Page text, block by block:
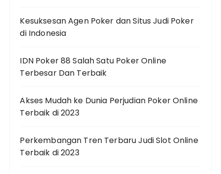
Kesuksesan Agen Poker dan Situs Judi Poker
di Indonesia
IDN Poker 88 Salah Satu Poker Online
Terbesar Dan Terbaik
Akses Mudah ke Dunia Perjudian Poker Online
Terbaik di 2023
Perkembangan Tren Terbaru Judi Slot Online
Terbaik di 2023